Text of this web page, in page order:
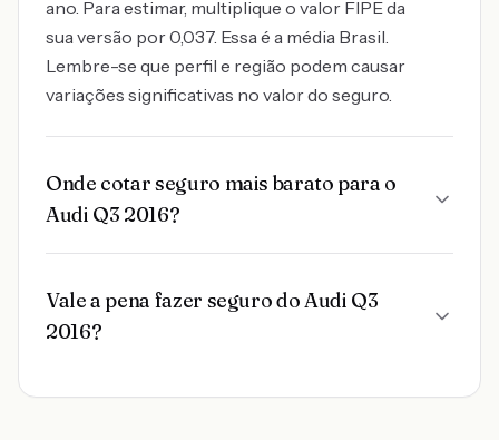
ano. Para estimar, multiplique o valor FIPE da
sua versão por 0,037. Essa é a média Brasil.
Lembre-se que perfil e região podem causar
variações significativas no valor do seguro.
Onde cotar seguro mais barato para o
Audi Q3 2016?
Vale a pena fazer seguro do Audi Q3
2016?